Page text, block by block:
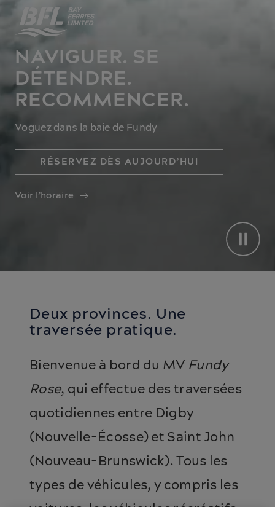
NAVIGUER. SE
DÉTENDRE.
RECOMMENCER.
Voguez dans la baie de Fundy
RÉSERVEZ DÈS AUJOURD’HUI
Voir l’horaire
Deux provinces. Une
traversée pratique.
Bienvenue à bord du MV Fundy
Rose, qui effectue des traversées
quotidiennes entre Digby
(Nouvelle-Écosse) et Saint John
(Nouveau-Brunswick). Tous les
types de véhicules, y compris les